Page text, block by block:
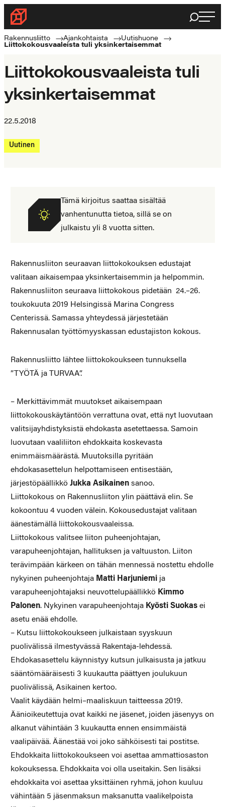
Siirry
suoraan
sisältöön
Rakennusliitto
Rakennusalan
ammattilaisten
Haku
Rakennusliitto Ajankohtaista
Uutishuone
Liittokokousvaaleista tuli yksinkertaisemmat
Liittokokousvaaleista tuli
yksinkertaisemmat
22.5.2018
Uutinen
Tämä kirjoitus saattaa sisältää
vanhentunutta tietoa, sillä se on
julkaistu yli 8 vuotta sitten.
Rakennusliiton seuraavan liittokokouksen edustajat
valitaan aikaisempaa yksinkertaisemmin ja helpommin.
Rakennusliiton seuraava liittokokous pidetään 24.–26.
toukokuuta 2019 Helsingissä Marina Congress
Centerissä. Samassa yhteydessä järjestetään
Rakennusalan työttömyyskassan edustajiston kokous.
Rakennusliitto lähtee liittokokoukseen tunnuksella
”TYÖTÄ ja TURVAA”.
– Merkittävimmät muutokset aikaisempaan
liittokokouskäytäntöön verrattuna ovat, että nyt luovutaan
valitsijayhdistyksistä ehdokasta asetettaessa. Samoin
luovutaan vaaliliiton ehdokkaita koskevasta
enimmäismäärästä. Muutoksilla pyritään
ehdokasasettelun helpottamiseen entisestään,
järjestöpäällikkö Jukka Asikainensanoo.
Liittokokous on Rakennusliiton ylin päättävä elin. Se
kokoontuu 4 vuoden välein. Kokousedustajat valitaan
äänestämällä liittokokousvaaleissa.
Liittokokous valitsee liiton puheenjohtajan,
varapuheenjohtajan, hallituksen ja valtuuston. Liiton
terävimpään kärkeen on tähän mennessä nostettu ehdolle
nykyinen puheenjohtaja Matti Harjuniemija
varapuheenjohtajaksi neuvottelupäällikköKimmo
Palonen. Nykyinen varapuheenjohtaja Kyösti Suokasei
asetu enää ehdolle.
– Kutsu liittokokoukseen julkaistaan syyskuun
puolivälissä ilmestyvässä Rakentaja-lehdessä.
Ehdokasasettelu käynnistyy kutsun julkaisusta ja jatkuu
sääntömääräisesti 3 kuukautta päättyen joulukuun
puolivälissä, Asikainen kertoo.
Vaalit käydään helmi–maaliskuun taitteessa 2019.
Äänioikeutettuja ovat kaikki ne jäsenet, joiden jäsenyys on
alkanut vähintään 3 kuukautta ennen ensimmäistä
vaalipäivää. Äänestää voi joko sähköisesti tai postitse.
Ehdokkaita liittokokoukseen voi asettaa ammattiosaston
kokouksessa. Ehdokkaita voi olla useitakin. Sen lisäksi
ehdokkaita voi asettaa yksittäinen ryhmä, johon kuuluu
vähintään 5 jäsenmaksun maksanutta vaalikelpoista